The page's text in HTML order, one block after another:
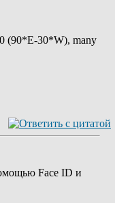
(90*E-30*W), many
Face ID и